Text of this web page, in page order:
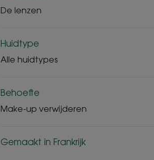
De lenzen
Huidtype
Alle huidtypes
Behoefte
Make-up verwijderen
Gemaakt in Frankrijk